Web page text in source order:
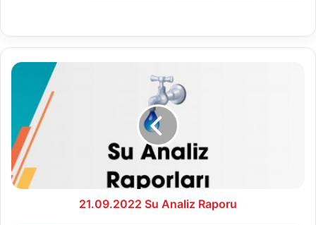
21.09.2022
Raporu
21.09.2022 Su Analiz Raporu